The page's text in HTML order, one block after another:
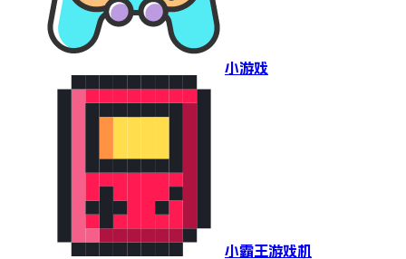
小游戏
小霸王游戏机